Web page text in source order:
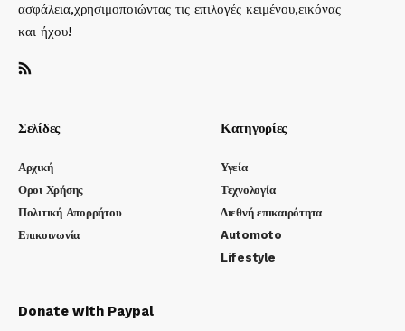
ασφάλεια,χρησιμοποιώντας τις επιλογές κειμένου,εικόνας
και ήχου!
Σελίδες
Αρχική
Οροι Χρήσης
Πολιτική Απορρήτου
Επικοινωνία
Κατηγορίες
Υγεία
Τεχνολογία
Διεθνή επικαιρότητα
Automoto
Lifestyle
Donate with Paypal